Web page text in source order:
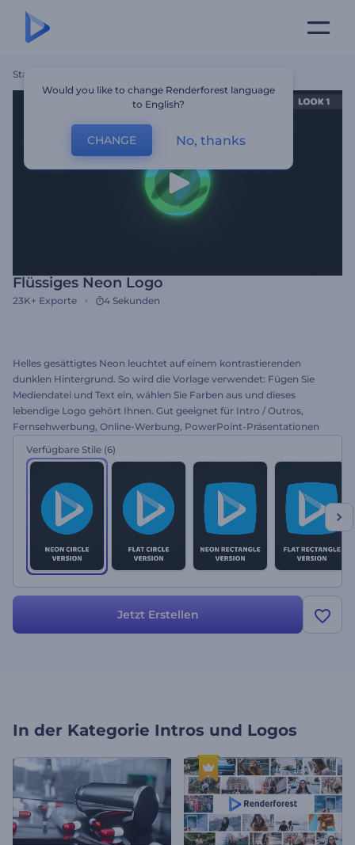
Startseite
Flüssiges Neon Logo
23K+ Exporte 4 Sekunden
Helles gesättigtes Neon leuchtet auf einem kontrastierenden
dunklen Hintergrund. So wird die Vorlage verwendet: Fügen Sie
Mediendatei und Text ein, wählen Sie Farben aus und dieses
lebendige Logo gehört Ihnen. Gut geeignet für Intro / Outros,
Fernsehwerbung, Online-Werbung, PowerPoint-Präsentationen
Verfügbare Stile (6)
Jetzt Erstellen
In der Kategorie Intros und Logos
Would you like to change Renderforest language
to English?
CHANGE No, thanks